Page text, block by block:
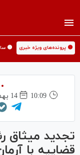
🟡 پرونده‌های ویژه خبری 🟡
10:09
14 بهمن 1403
تجدید میثاق
قضاییه با